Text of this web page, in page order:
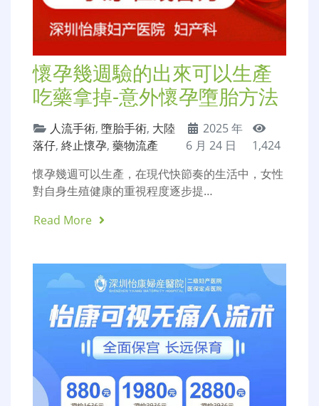
懷孕幾週驗的出來可以生產
吃藥拿掉-意外懷孕墮胎方法
人流手術, 墮胎手術, 大陸
落仔, 終止懷孕, 藥物流產
2025 年
6 月 24 日
1,424
懷孕幾週可以生產，在現代快節奏的生活中，女性
對自身生殖健康的重視程度逐步提…
Read More